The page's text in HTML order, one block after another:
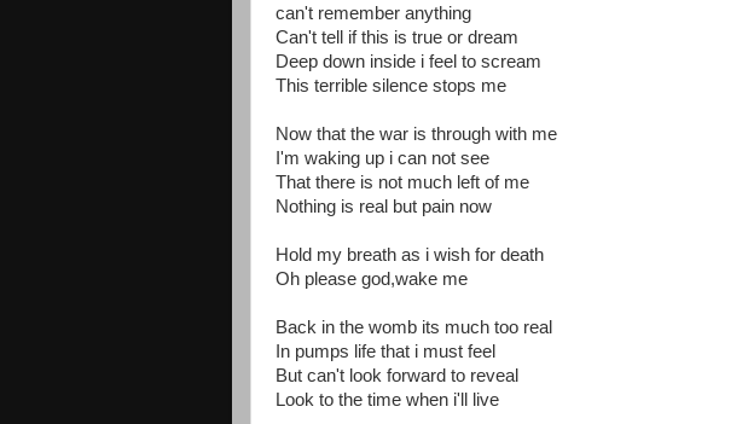
can't remember anything
Can't tell if this is true or dream
Deep down inside i feel to scream
This terrible silence stops me
Now that the war is through with me
I'm waking up i can not see
That there is not much left of me
Nothing is real but pain now
Hold my breath as i wish for death
Oh please god,wake me
Back in the womb its much too real
In pumps life that i must feel
But can't look forward to reveal
Look to the time when i'll live